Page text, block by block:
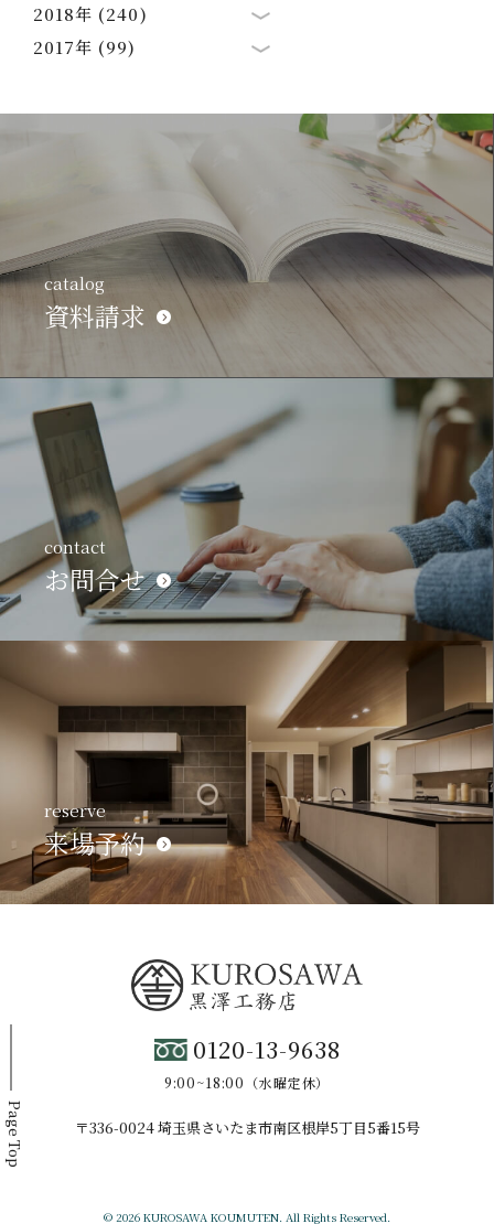
2018年 (240)
2017年 (99)
catalog
資料請求
contact
お問合せ
reserve
来場予約
Page Top
0120-13-9638
9:00~18:00（水曜定休）
〒336-0024 埼玉県さいたま市南区根岸5丁目5番15号
© 2026 KUROSAWA KOUMUTEN. All Rights Reserved.